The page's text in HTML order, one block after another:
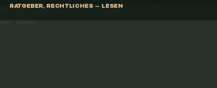
RATGEBER,RECHTLICHES —LESEN